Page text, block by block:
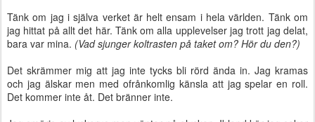
Tänk om jag i själva verket är helt ensam i hela världen. Tänk om
jag hittat på allt det här. Tänk om alla upplevelser jag trott jag delat,
bara var mina. (Vad sjunger koltrasten på taket om? Hör du den?)
Det skrämmer mig att jag inte tycks bli rörd ända in. Jag kramas
och jag älskar men med ofrånkomlig känsla att jag spelar en roll.
Det kommer inte åt. Det bränner inte.